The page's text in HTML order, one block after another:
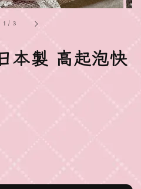
1 / 3
本製 高起泡快